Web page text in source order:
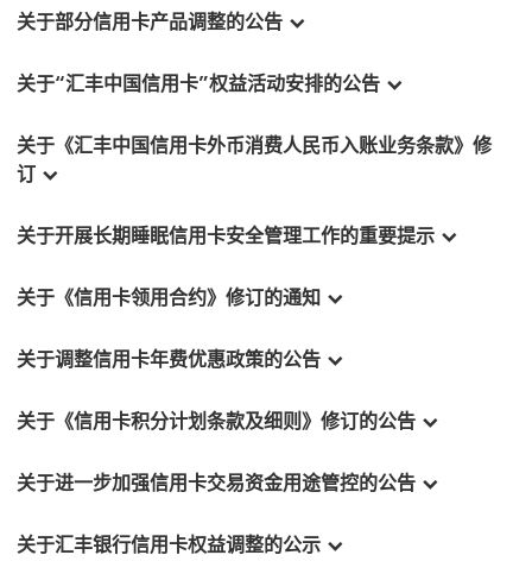
关于部分信用卡产品调整的公告
关于“汇丰中国信用卡”权益活动安排的公告
关于《汇丰中国信用卡外币消费人民币入账业务条款》修
订
关于开展长期睡眠信用卡安全管理工作的重要提示
关于《信用卡领用合约》修订的通知
关于调整信用卡年费优惠政策的公告
关于《信用卡积分计划条款及细则》修订的公告
关于进一步加强信用卡交易资金用途管控的公告
关于汇丰银行信用卡权益调整的公示